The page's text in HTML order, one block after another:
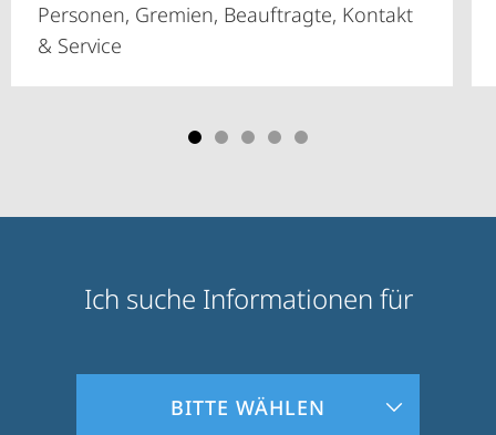
Personen, Gremien, Beauftragte, Kontakt
& Service
Zielgruppeninformationen
Ich suche Informationen für
BITTE WÄHLEN